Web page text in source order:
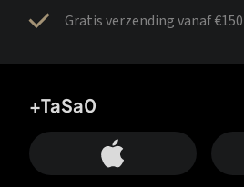
Gratis verzending vanaf €150
+TaSa0